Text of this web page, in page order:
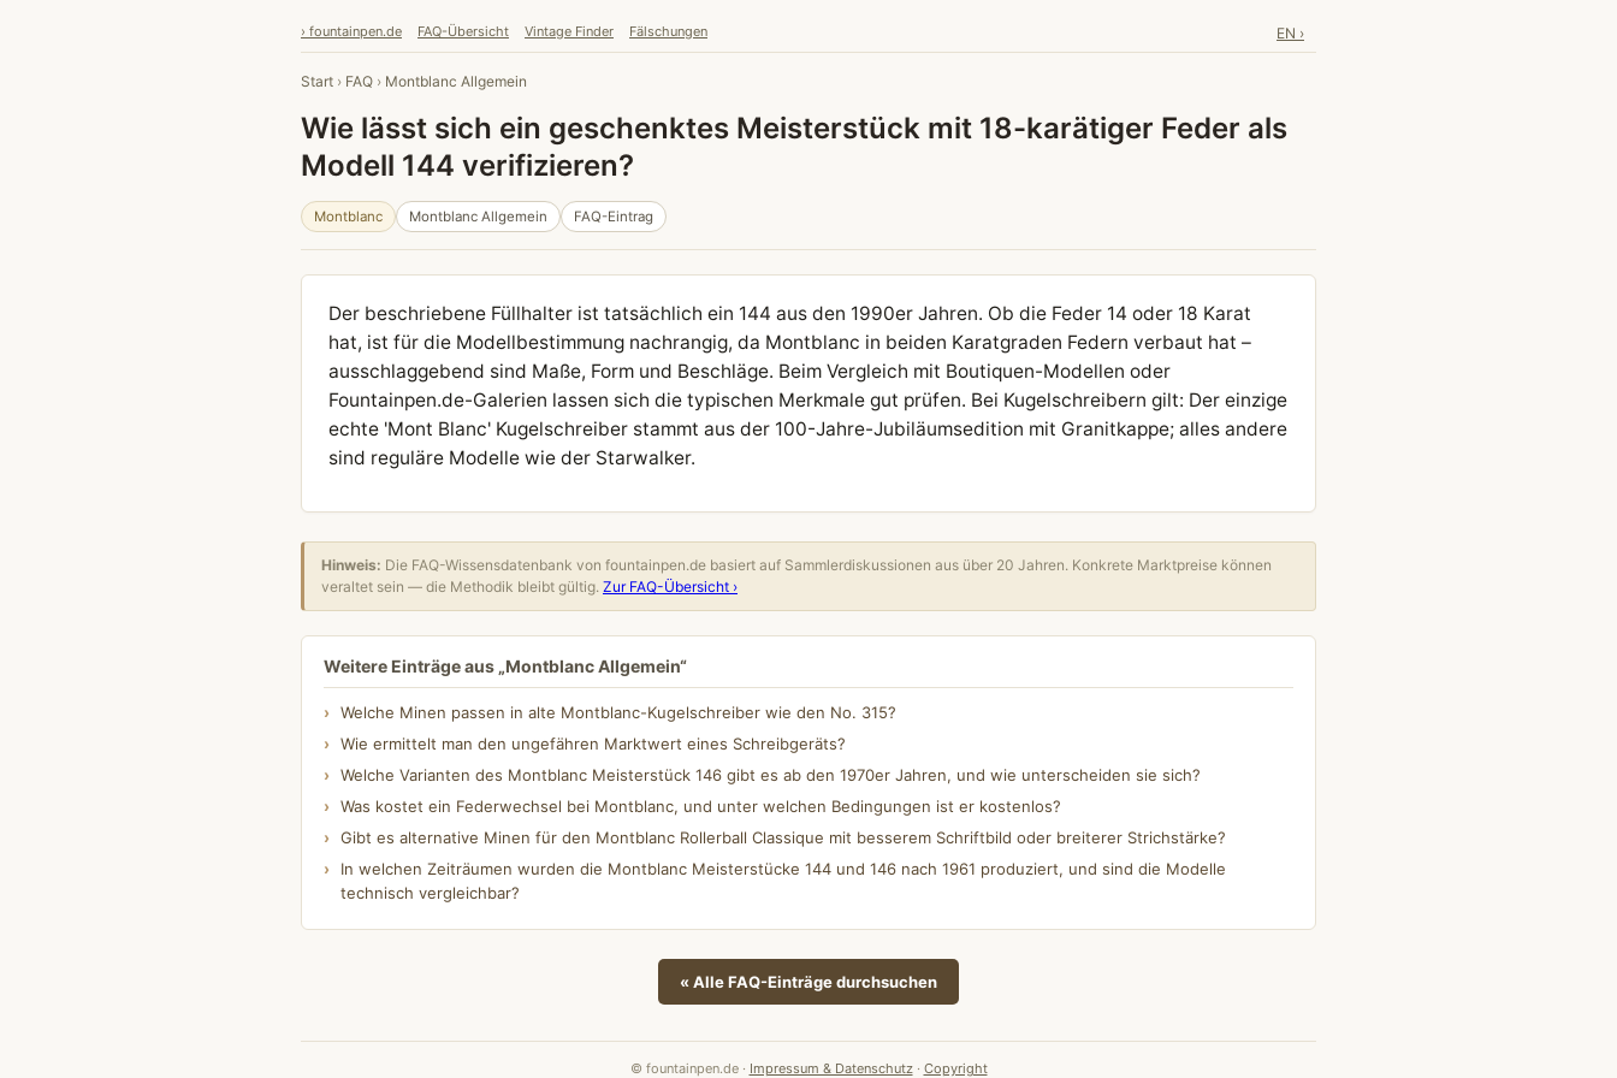
› fountainpen.de FAQ-Übersicht Vintage Finder Fälschungen EN ›
Start › FAQ › Montblanc Allgemein
Wie lässt sich ein geschenktes Meisterstück mit 18-karätiger Feder als
Modell 144 verifizieren?
Montblanc Montblanc Allgemein FAQ-Eintrag
Der beschriebene Füllhalter ist tatsächlich ein 144 aus den 1990er Jahren. Ob die Feder 14 oder 18 Karat
hat, ist für die Modellbestimmung nachrangig, da Montblanc in beiden Karatgraden Federn verbaut hat –
ausschlaggebend sind Maße, Form und Beschläge. Beim Vergleich mit Boutiquen-Modellen oder
Fountainpen.de-Galerien lassen sich die typischen Merkmale gut prüfen. Bei Kugelschreibern gilt: Der einzige
echte 'Mont Blanc' Kugelschreiber stammt aus der 100-Jahre-Jubiläumsedition mit Granitkappe; alles andere
sind reguläre Modelle wie der Starwalker.
Hinweis: Die FAQ-Wissensdatenbank von fountainpen.de basiert auf Sammlerdiskussionen aus über 20 Jahren. Konkrete Marktpreise können
veraltet sein — die Methodik bleibt gültig. Zur FAQ-Übersicht ›
Weitere Einträge aus „Montblanc Allgemein“
Welche Minen passen in alte Montblanc-Kugelschreiber wie den No. 315?
Wie ermittelt man den ungefähren Marktwert eines Schreibgeräts?
Welche Varianten des Montblanc Meisterstück 146 gibt es ab den 1970er Jahren, und wie unterscheiden sie sich?
Was kostet ein Federwechsel bei Montblanc, und unter welchen Bedingungen ist er kostenlos?
Gibt es alternative Minen für den Montblanc Rollerball Classique mit besserem Schriftbild oder breiterer Strichstärke?
In welchen Zeiträumen wurden die Montblanc Meisterstücke 144 und 146 nach 1961 produziert, und sind die Modelle
technisch vergleichbar?
« Alle FAQ-Einträge durchsuchen
© fountainpen.de · Impressum & Datenschutz· Copyright